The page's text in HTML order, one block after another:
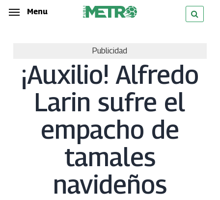
Skip
Menu
Publicidad
¡Auxilio! Alfredo
Larin sufre el
empacho de
tamales
navideños
Menu